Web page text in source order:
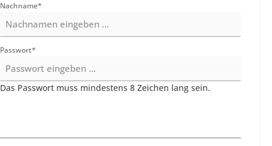
Nachname*
Passwort*
Das Passwort muss mindestens 8 Zeichen lang sein.